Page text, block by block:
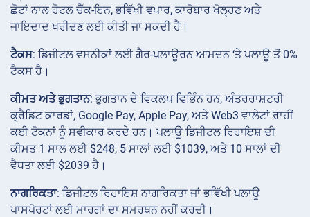
ਛੋਟਾਂ ਨਾਲ ਹੋਟਲ ਚੈੱਕ-ਇਨ, ਭਵਿੱਖੀ ਵਪਾਰ, ਕਾਰੋਬਾਰ ਖੋਲ੍ਹਣ ਅਤੇ
ਜਾਇਦਾਦ ਖਰੀਦਣ ਲਈ ਕੀਤੀ ਜਾ ਸਕਦੀ ਹੈ।
ਟੈਕਸ: ਡਿਜੀਟਲ ਵਸਨੀਕਾਂ ਲਈ ਗੈਰ-ਪਲਾਊਰਨ ਆਮਦਨ ‘ਤੇ ਪਲਾਊ ਤੋਂ 0%
ਟੈਕਸ ਹੈ।
ਕੀਮਤ ਅਤੇ ਭੁਗਤਾਨ: ਭੁਗਤਾਨ ਦੇ ਵਿਕਲਪ ਵਿਭਿੰਨ ਹਨ, ਅੰਤਰਰਾਸ਼ਟਰੀ
ਕ੍ਰੈਡਿਟ ਕਾਰਡਾਂ, Google Pay, Apple Pay, ਅਤੇ Web3 ਵਾਲੇਟਾਂ ਰਾਹੀਂ
ਕਈ ਟੋਕਨਾਂ ਨੂੰ ਸਵੀਕਾਰ ਕਰਦੇ ਹਨ। ਪਲਾਊ ਡਿਜੀਟਲ ਰਿਹਾਇਸ਼ ਦੀ
ਕੀਮਤ 1 ਸਾਲ ਲਈ $248, 5 ਸਾਲਾਂ ਲਈ $1039, ਅਤੇ 10 ਸਾਲਾਂ ਦੀ
ਵੈਧਤਾ ਲਈ $2039 ਹੈ।
ਨਾਗਰਿਕਤਾ: ਡਿਜੀਟਲ ਰਿਹਾਇਸ਼ ਨਾਗਰਿਕਤਾ ਜਾਂ ਭਵਿੱਖੀ ਪਲਾਊ
ਪਾਸਪੋਰਟਾਂ ਲਈ ਮਾਰਗਾਂ ਦਾ ਸਮਰਥਨ ਨਹੀਂ ਕਰਦੀ।